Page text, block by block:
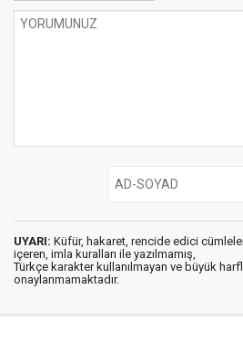
UYARI: Küfür, hakaret, rencide edici
içeren, imla kuralları ile yazılmamış,
Türkçe karakter kullanılmayan ve büyük
onaylanmamaktadır.